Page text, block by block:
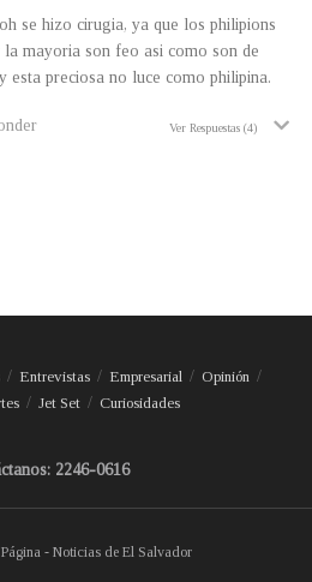
se hizo cirugia, ya que los philipions
mayoria son feo asi como son de
esta preciosa no luce como philipina.
Ver Respuestas (4)
Entrevistas Empresarial
Opinión
Jet Set Curiosidades
2246-0616
- Noticias de El Salvador